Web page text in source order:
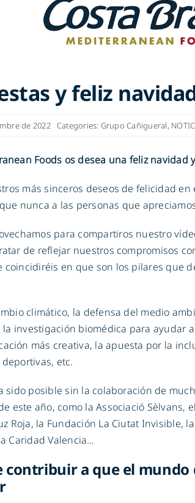
y feliz
de 2022 Categories: Grupo Cañigueral,
Foods os desea una feliz navidad
más sinceros deseos de felicidad
nunca a las personas que
para compartiros nuestro
de reflejar nuestros compromisos
coincidiréis en que son los pilares que
climático, la defensa del medio
la investigación biomédica para ayudar
más creativa, la apuesta por la
etc.
sido posible sin la colaboración de
este año, como la Associació Sèlvans,
Roja, la Fundación La Ciutat Invisible,
Caridad Valencia…
contribuir a que el mundo